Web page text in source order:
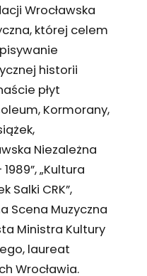
Wrocławska
której celem
historii
płyt
Kormorany,
Niezależna
„Kultura
Salki CRK”,
Scena Muzyczna
Ministra Kultury
laureat
Wrocławia.